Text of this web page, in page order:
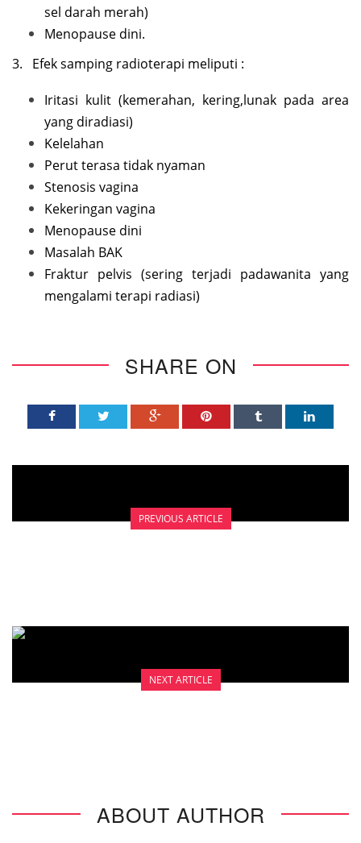
sel darah merah)
Menopause dini.
3. Efek samping radioterapi meliputi :
Iritasi kulit (kemerahan, kering,lunak pada area
yang diradiasi)
Kelelahan
Perut terasa tidak nyaman
Stenosis vagina
Kekeringan vagina
Menopause dini
Masalah BAK
Fraktur pelvis (sering terjadi padawanita yang
mengalami terapi radiasi)
SHARE ON
PREVIOUS ARTICLE
NEXT ARTICLE
ABOUT AUTHOR